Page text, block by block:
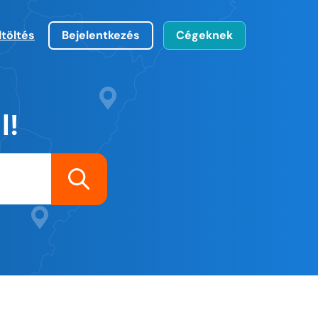
Bejelentkezés Cégeknek